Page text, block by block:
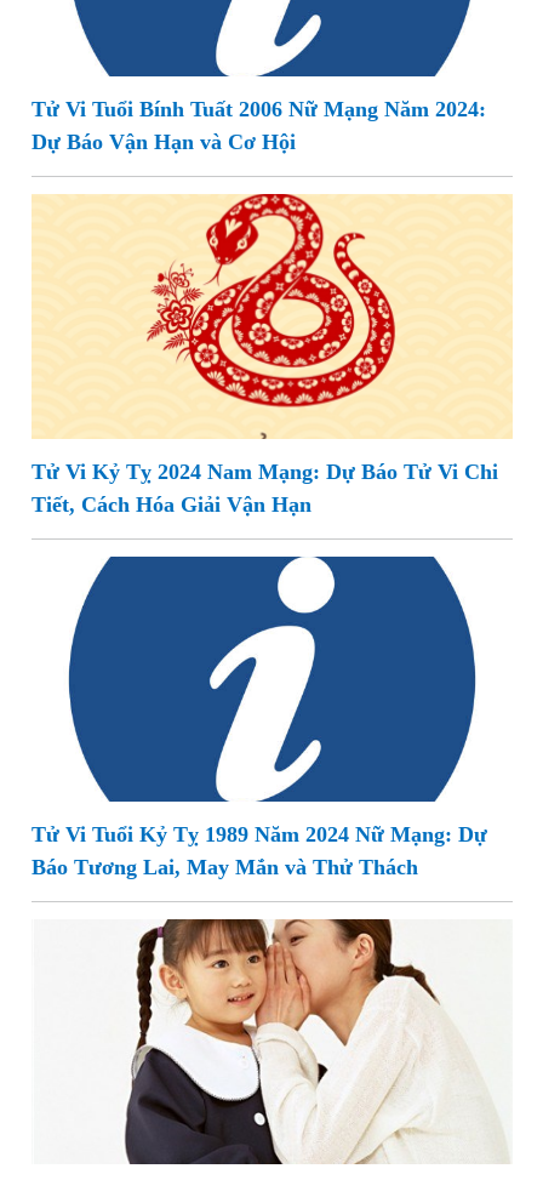
Tử Vi Tuổi Bính Tuất 2006 Nữ Mạng Năm 2024:
Dự Báo Vận Hạn và Cơ Hội
Tử Vi Kỷ Tỵ 2024 Nam Mạng: Dự Báo Tử Vi Chi
Tiết, Cách Hóa Giải Vận Hạn
Tử Vi Tuổi Kỷ Tỵ 1989 Năm 2024 Nữ Mạng: Dự
Báo Tương Lai, May Mắn và Thử Thách